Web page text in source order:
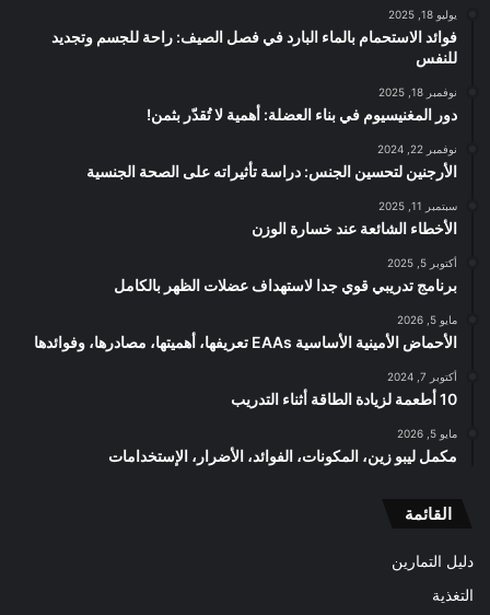
يوليو 18, 2025
فوائد الاستحمام بالماء البارد في فصل الصيف: راحة للجسم وتجديد
للنفس
نوفمبر 18, 2025
دور المغنيسيوم في بناء العضلة: أهمية لا تُقدّر بثمن!
نوفمبر 22, 2024
الأرجنين لتحسين الجنس: دراسة تأثيراته على الصحة الجنسية
سبتمبر 11, 2025
الأخطاء الشائعة عند خسارة الوزن
أكتوبر 5, 2025
برنامج تدريبي قوي جدا لاستهداف عضلات الظهر بالكامل
مايو 5, 2026
الأحماض الأمينية الأساسية EAAs تعريفها، أهميتها، مصادرها، وفوائدها
أكتوبر 7, 2024
10 أطعمة لزيادة الطاقة أثناء التدريب
مايو 5, 2026
مكمل ليبو زين، المكونات، الفوائد، الأضرار، الإستخدامات
القائمة
دليل التمارين
التغذية